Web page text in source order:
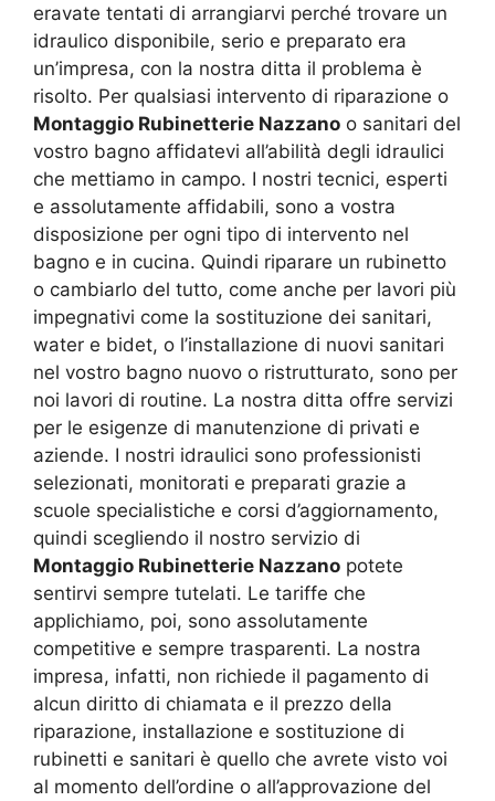
eravate tentati di arrangiarvi perché trovare un
idraulico disponibile, serio e preparato era
un’impresa, con la nostra ditta il problema è
risolto. Per qualsiasi intervento di riparazione o
Montaggio Rubinetterie Nazzano o sanitari del
vostro bagno affidatevi all’abilità degli idraulici
che mettiamo in campo. I nostri tecnici, esperti
e assolutamente affidabili, sono a vostra
disposizione per ogni tipo di intervento nel
bagno e in cucina. Quindi riparare un rubinetto
o cambiarlo del tutto, come anche per lavori più
impegnativi come la sostituzione dei sanitari,
water e bidet, o l’installazione di nuovi sanitari
nel vostro bagno nuovo o ristrutturato, sono per
noi lavori di routine. La nostra ditta offre servizi
per le esigenze di manutenzione di privati e
aziende. I nostri idraulici sono professionisti
selezionati, monitorati e preparati grazie a
scuole specialistiche e corsi d’aggiornamento,
quindi scegliendo il nostro servizio di
Montaggio Rubinetterie Nazzano potete
sentirvi sempre tutelati. Le tariffe che
applichiamo, poi, sono assolutamente
competitive e sempre trasparenti. La nostra
impresa, infatti, non richiede il pagamento di
alcun diritto di chiamata e il prezzo della
riparazione, installazione e sostituzione di
rubinetti e sanitari è quello che avrete visto voi
al momento dell’ordine o all’approvazione del